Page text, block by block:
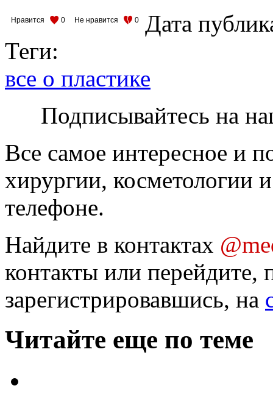
Нравится 0 Не нравится 0
Дата
Теги:
все о пластике
Подписывайтесь на
Все самое интересное и
хирургии, косметологии
телефоне.
Найдите в контактах
контакты или перейдите,
зарегистрировавшись, на
Читайте еще по теме